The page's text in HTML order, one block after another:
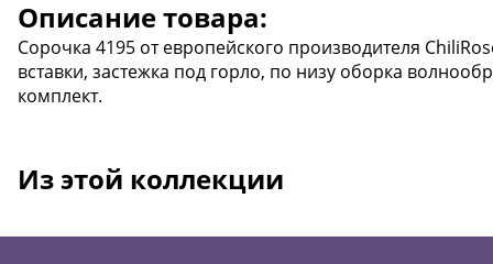
Описание товара:
Сорочка 4195 от европейского производителя
вставки, застежка под горло, по низу оборка
комплект.
Из этой коллекции